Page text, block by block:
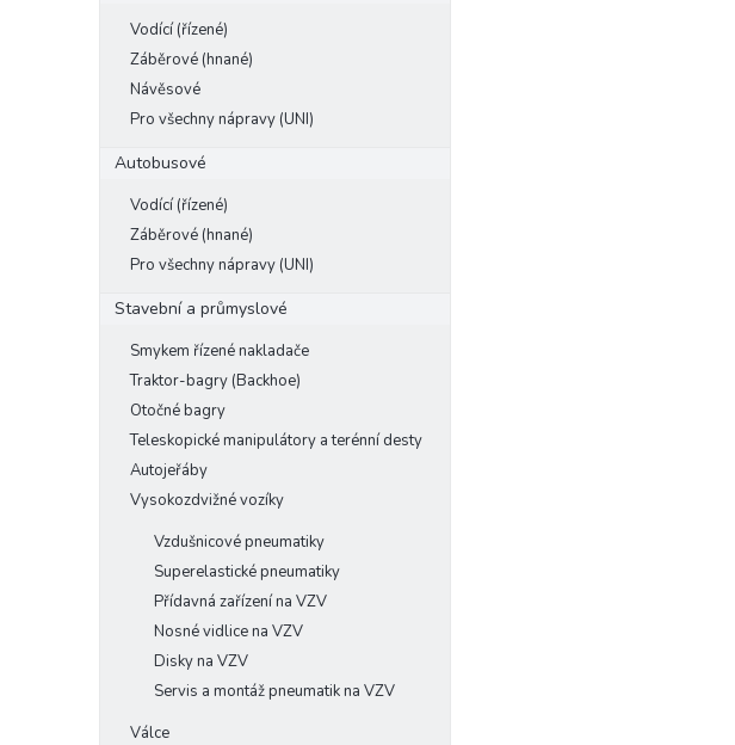
Vodící (řízené)
Záběrové (hnané)
Návěsové
Pro všechny nápravy (UNI)
Autobusové
Vodící (řízené)
Záběrové (hnané)
Pro všechny nápravy (UNI)
Stavební a průmyslové
Smykem řízené nakladače
Traktor-bagry (Backhoe)
Otočné bagry
Teleskopické manipulátory a terénní desty
Autojeřáby
Vysokozdvižné vozíky
Vzdušnicové pneumatiky
Superelastické pneumatiky
Přídavná zařízení na VZV
Nosné vidlice na VZV
Disky na VZV
Servis a montáž pneumatik na VZV
Válce